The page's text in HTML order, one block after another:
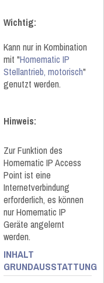
Wichtig:
Kann nur in Kombination
mit "Homematic IP
Stellantrieb, motorisch"
genutzt werden.
Hinweis:
Zur Funktion des
Homematic IP Access
Point ist eine
Internetverbindung
erforderlich, es können
nur Homematic IP
Geräte angelernt
werden.
INHALT
GRUNDAUSSTATTUNG